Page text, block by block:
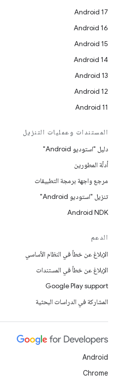
Android 17
Android 16
Android 15
Android 14
Android 13
Android 12
Android 11
المستندات وعمليات التنزيل
دليل "استوديو Android"
أدلّة المطورين
مرجع واجهة برمجة التطبيقات
تنزيل "استوديو Android"
Android NDK
الدعم
الإبلاغ عن خطأ في النظام الأساسي
الإبلاغ عن خطأ في المستندات
Google Play support
المشاركة في الدراسات البحثية
Android
Chrome